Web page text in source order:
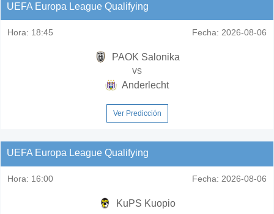
UEFA Europa League Qualifying
Hora: 18:45 Fecha: 2026-08-06
PAOK Salonika
vs
Anderlecht
Ver Predicción
UEFA Europa League Qualifying
Hora: 16:00 Fecha: 2026-08-06
KuPS Kuopio